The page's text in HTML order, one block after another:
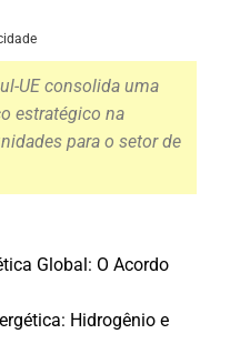
ar
e
UE consolida uma
estratégico na
para o setor de
Global: O Acordo
Hidrogênio e